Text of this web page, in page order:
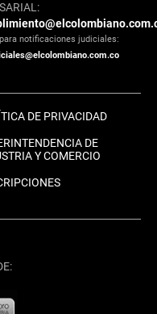
notificaciones judiciales:
DE PRIVACIDAD
DE
Y COMERCIO